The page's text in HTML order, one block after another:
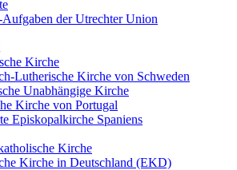
der Utrechter Union
Kirche
Lutherische Kirche von Schweden
Unabhängige Kirche
Kirche von Portugal
Episkopalkirche Spaniens
Kirche
Kirche in Deutschland (EKD)